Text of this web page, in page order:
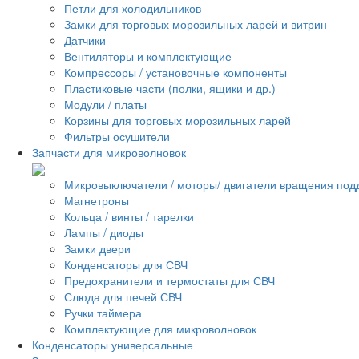
Петли для холодильников
Замки для торговых морозильных ларей и витрин
Датчики
Вентиляторы и комплектующие
Компрессоры / установочные компоненты
Пластиковые части (полки, ящики и др.)
Модули / платы
Корзины для торговых морозильных ларей
Фильтры осушители
Запчасти для микроволновок
Микровыключатели / моторы/ двигатели вращения
Магнетроны
Кольца / винты / тарелки
Лампы / диоды
Замки двери
Конденсаторы для СВЧ
Предохранители и термостаты для СВЧ
Слюда для печей СВЧ
Ручки таймера
Комплектующие для микроволновок
Конденсаторы универсальные